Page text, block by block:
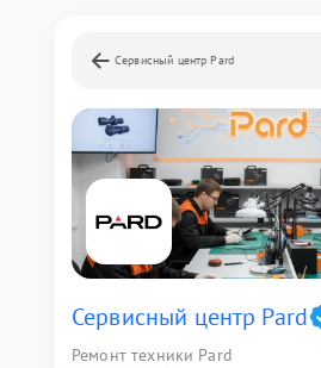
Сервисный центр Pard
Сервисный центр Pard
Ремонт техники Pard